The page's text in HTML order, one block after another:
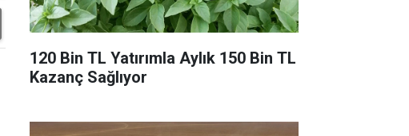
120 Bin TL Yatırımla Aylık 150 Bin TL
Kazanç Sağlıyor